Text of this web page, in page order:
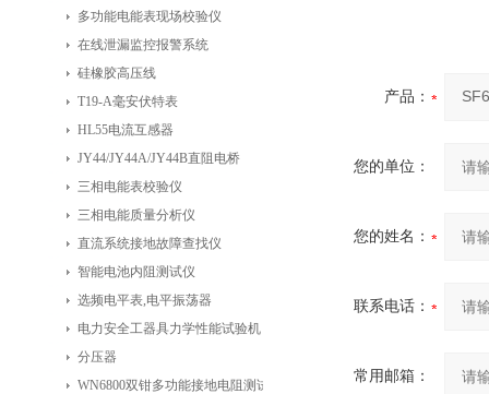
多功能电能表现场校验仪
在线泄漏监控报警系统
硅橡胶高压线
T19-A毫安伏特表
HL55电流互感器
JY44/JY44A/JY44B直阻电桥
三相电能表校验仪
三相电能质量分析仪
直流系统接地故障查找仪
智能电池内阻测试仪
选频电平表,电平振荡器
电力安全工器具力学性能试验机
分压器
WN6800双钳多功能接地电阻测试仪
产品：
您的单位：
您的姓名：
联系电话：
常用邮箱：